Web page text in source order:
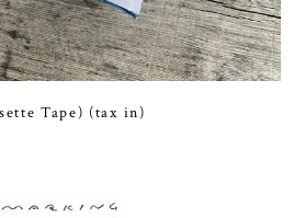
Tape) (tax in)